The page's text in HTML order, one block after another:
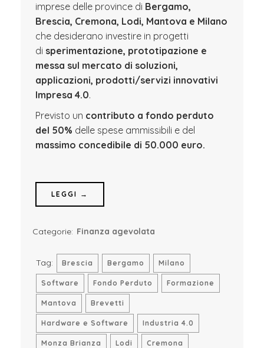
imprese delle province di Bergamo,
Brescia, Cremona, Lodi, Mantova e Milano
che desiderano investire in progetti
di sperimentazione, prototipazione e
messa sul mercato di soluzioni,
applicazioni, prodotti/servizi innovativi
Impresa 4.0.
Previsto un contributo a fondo perduto
del 50% delle spese ammissibili e del
massimo concedibile di 50.000 euro.
LEGGI →
Categorie: Finanza agevolata
Tag: Brescia Bergamo Milano
Software Fondo Perduto Formazione
Mantova Brevetti
Hardware e Software Industria 4.0
Monza Brianza Lodi Cremona